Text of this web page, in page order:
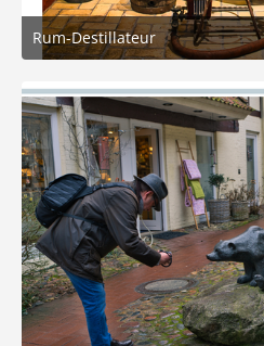
Rum-Destillateur
4. März 2026 um 11:01